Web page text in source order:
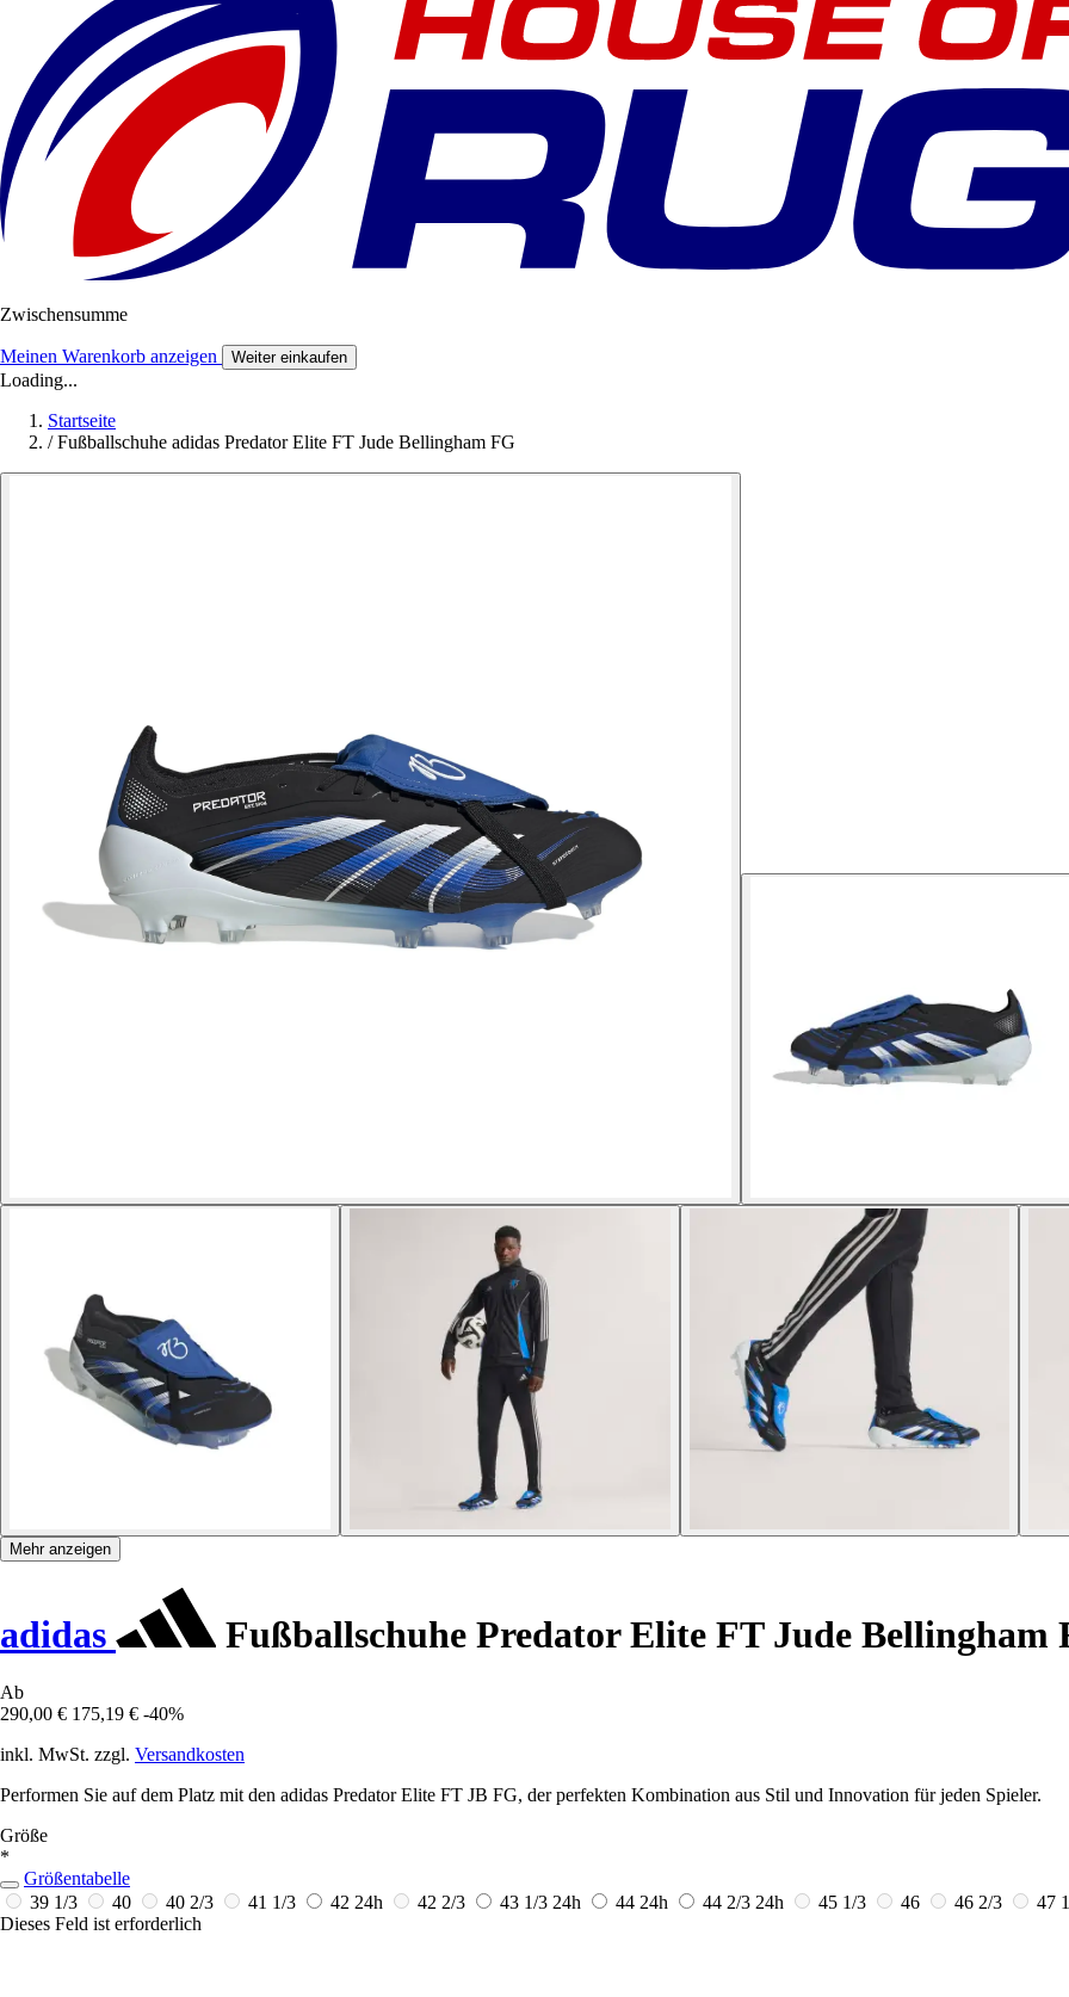
Zwischensumme
Meinen Warenkorb anzeigen Weiter einkaufen
Loading...
Startseite
/ Fußballschuhe adidas Predator Elite FT Jude Bellingham FG
Mehr anzeigen
adidas Fußballschuhe Predator Elite FT Jude Bellingham
Ab
290,00 € 175,19 € -40%
inkl. MwSt. zzgl. Versandkosten
Performen Sie auf dem Platz mit den adidas Predator Elite FT JB FG, der perfekten Kombination aus Stil und Innovation für jeden Spieler.
Größe
*
Größentabelle
39 1/3
40 40 2/3 41 1/3 42 24h 42 2/3 43 1/3 24h 44 24h 44 2/3 24h 45 1/3 46 46 2/3
47
Dieses Feld ist erforderlich